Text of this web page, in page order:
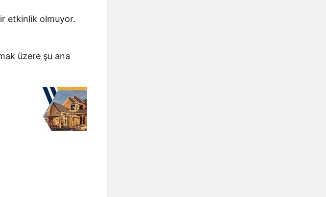
etkinlik olmuyor.
üzere şu ana